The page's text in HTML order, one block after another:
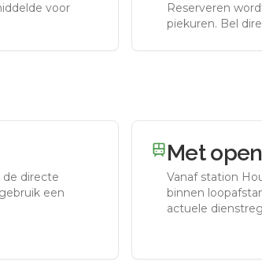
voor
Reserveren
piekuren. Bel
de directe
een
Met
Vanaf station
binnen
actuele